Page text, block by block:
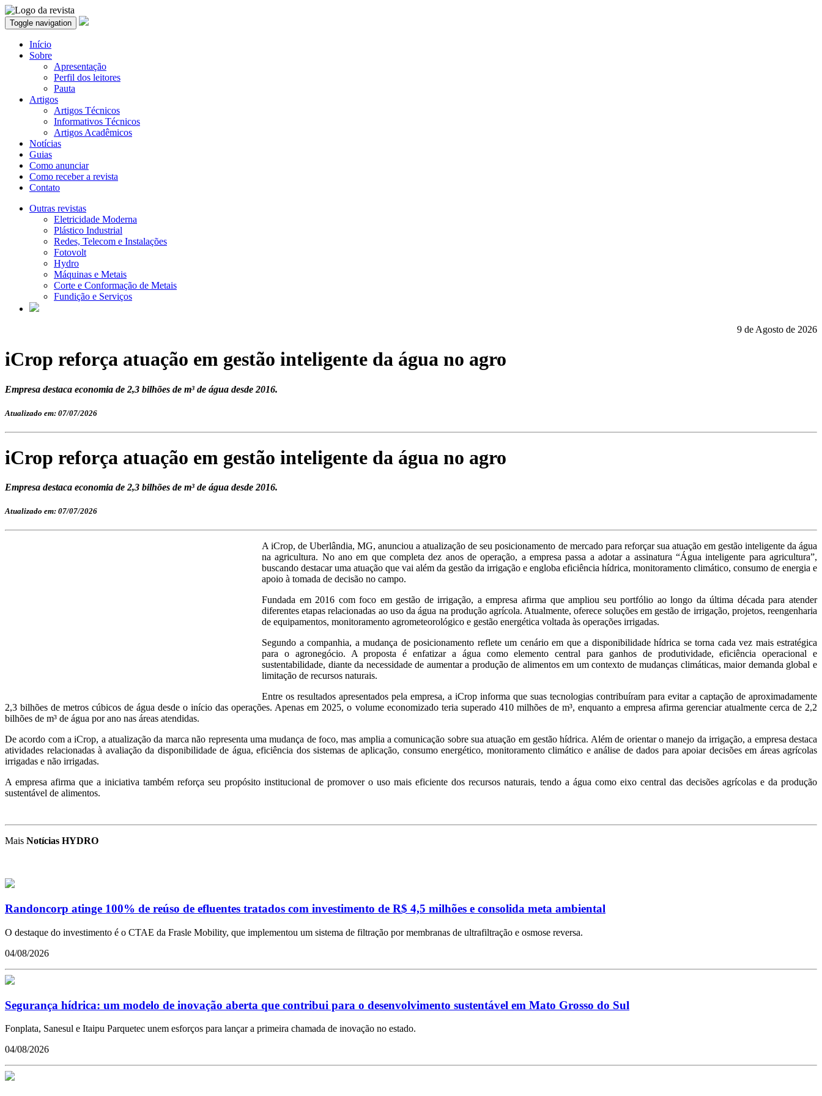
Toggle navigation
Início
Sobre
Apresentação
Perfil dos leitores
Pauta
Artigos
Artigos Técnicos
Informativos Técnicos
Artigos Acadêmicos
Notícias
Guias
Como anunciar
Como receber a revista
Contato
Outras revistas
Eletricidade Moderna
Plástico Industrial
Redes, Telecom e Instalações
Fotovolt
Hydro
Máquinas e Metais
Corte e Conformação de Metais
Fundição e Serviços
9 de Agosto de 2026
iCrop reforça atuação em gestão inteligente da água no agro
Empresa destaca economia de 2,3 bilhões de m³ de água desde 2016.
Atualizado em: 07/07/2026
iCrop reforça atuação em gestão inteligente da água no agro
Empresa destaca economia de 2,3 bilhões de m³ de água desde 2016.
Atualizado em: 07/07/2026
A iCrop, de Uberlândia, MG, anunciou a atualização de seu posicionamento de mercado para reforçar sua atuação em gestão inteligente da água
na agricultura. No ano em que completa dez anos de operação, a empresa passa a adotar a assinatura “Água inteligente para agricultura”,
buscando destacar uma atuação que vai além da gestão da irrigação e engloba eficiência hídrica, monitoramento climático, consumo de energia e
apoio à tomada de decisão no campo.
Fundada em 2016 com foco em gestão de irrigação, a empresa afirma que ampliou seu portfólio ao longo da última década para atender
diferentes etapas relacionadas ao uso da água na produção agrícola. Atualmente, oferece soluções em gestão de irrigação, projetos, reengenharia
de equipamentos, monitoramento agrometeorológico e gestão energética voltada às operações irrigadas.
Segundo a companhia, a mudança de posicionamento reflete um cenário em que a disponibilidade hídrica se torna cada vez mais estratégica
para o agronegócio. A proposta é enfatizar a água como elemento central para ganhos de produtividade, eficiência operacional e
sustentabilidade, diante da necessidade de aumentar a produção de alimentos em um contexto de mudanças climáticas, maior demanda global e
limitação de recursos naturais.
Entre os resultados apresentados pela empresa, a iCrop informa que suas tecnologias contribuíram para evitar a captação de aproximadamente
2,3 bilhões de metros cúbicos de água desde o início das operações. Apenas em 2025, o volume economizado teria superado 410 milhões de m³, enquanto a empresa afirma gerenciar atualmente cerca de 2,2
bilhões de m³ de água por ano nas áreas atendidas.
De acordo com a iCrop, a atualização da marca não representa uma mudança de foco, mas amplia a comunicação sobre sua atuação em gestão hídrica. Além de orientar o manejo da irrigação, a empresa destaca
atividades relacionadas à avaliação da disponibilidade de água, eficiência dos sistemas de aplicação, consumo energético, monitoramento climático e análise de dados para apoiar decisões em áreas agrícolas
irrigadas e não irrigadas.
A empresa afirma que a iniciativa também reforça seu propósito institucional de promover o uso mais eficiente dos recursos naturais, tendo a água como eixo central das decisões agrícolas e da produção
sustentável de alimentos.
Mais Notícias HYDRO
Randoncorp atinge 100% de reúso de efluentes tratados com investimento de R$ 4,5 milhões e consolida meta ambiental
O destaque do investimento é o CTAE da Frasle Mobility, que implementou um sistema de filtração por membranas de ultrafiltração e osmose reversa.
04/08/2026
Segurança hídrica: um modelo de inovação aberta que contribui para o desenvolvimento sustentável em Mato Grosso do Sul
Fonplata, Sanesul e Itaipu Parquetec unem esforços para lançar a primeira chamada de inovação no estado.
04/08/2026